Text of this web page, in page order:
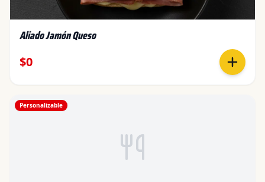
Aliado Jamón Queso
$0
Personalizable